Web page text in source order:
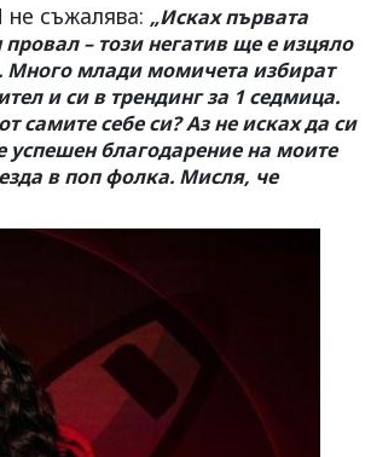
не съжалява: „Исках първата
– този негатив ще е изцяло
Много млади момичета избират
и си в трендинг за 1 седмица.
самите себе си? Аз не исках да си
успешен благодарение на моите
в поп фолка. Мисля, че